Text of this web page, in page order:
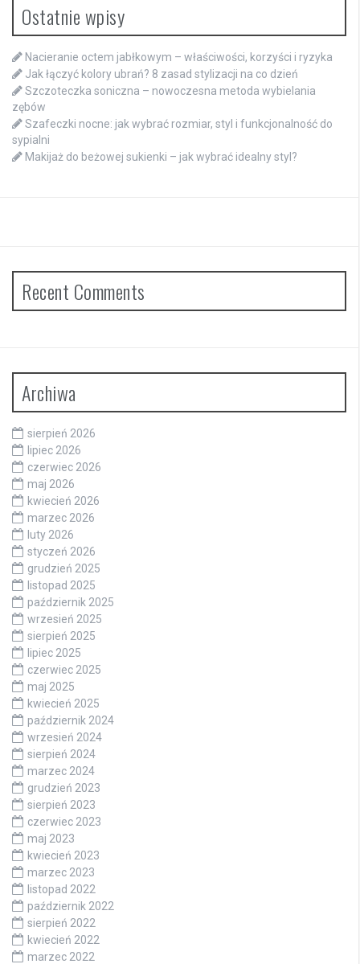
Ostatnie wpisy
Nacieranie octem jabłkowym – właściwości, korzyści i ryzyka
Jak łączyć kolory ubrań? 8 zasad stylizacji na co dzień
Szczoteczka soniczna – nowoczesna metoda wybielania
zębów
Szafeczki nocne: jak wybrać rozmiar, styl i funkcjonalność do
sypialni
Makijaż do beżowej sukienki – jak wybrać idealny styl?
Recent Comments
Archiwa
sierpień 2026
lipiec 2026
czerwiec 2026
maj 2026
kwiecień 2026
marzec 2026
luty 2026
styczeń 2026
grudzień 2025
listopad 2025
październik 2025
wrzesień 2025
sierpień 2025
lipiec 2025
czerwiec 2025
maj 2025
kwiecień 2025
październik 2024
wrzesień 2024
sierpień 2024
marzec 2024
grudzień 2023
sierpień 2023
czerwiec 2023
maj 2023
kwiecień 2023
marzec 2023
listopad 2022
październik 2022
sierpień 2022
kwiecień 2022
marzec 2022